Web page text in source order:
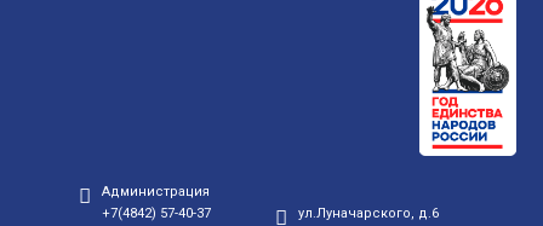
Администрация
+7(4842) 57-40-37
ул.Луначарского, д.6